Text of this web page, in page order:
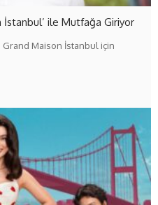
İstanbul’ ile Mutfağa Giriyor
Maison İstanbul için